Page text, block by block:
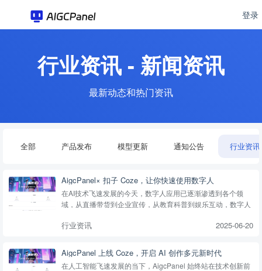
登录
行业资讯 - 新闻资讯
最新动态和热门资讯
AigcPanel× 扣子 Coze，让你快速使用数字人
在AI技术飞速发展的今天，数字人应用已逐渐渗透到各个领
域，从直播带货到企业宣传，从教育科普到娱乐互动，数字人
字人的制作和使用门槛依然较高。AigcPanel...
行业资讯 2025-06-20
AigcPanel 上线 Coze，开启 AI 创作多元新时代
在人工智能飞速发展的当下，AigcPanel 始终站在技术创新前
全部 产品发布 模型更新 通知公告 行业资讯